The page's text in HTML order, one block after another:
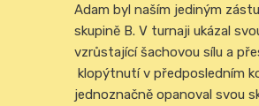
Adam byl naším jediným
skupině B. V turnaji ukázal
vzrůstající šachovou sílu a
klopýtnutí v předposledním
jednoznačně opanoval svou